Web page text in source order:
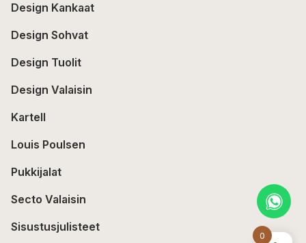
0
Design Kankaat
Design Sohvat
Design Tuolit
Design Valaisin
Kartell
Louis Poulsen
Pukkijalat
Secto Valaisin
Sisustusjulisteet